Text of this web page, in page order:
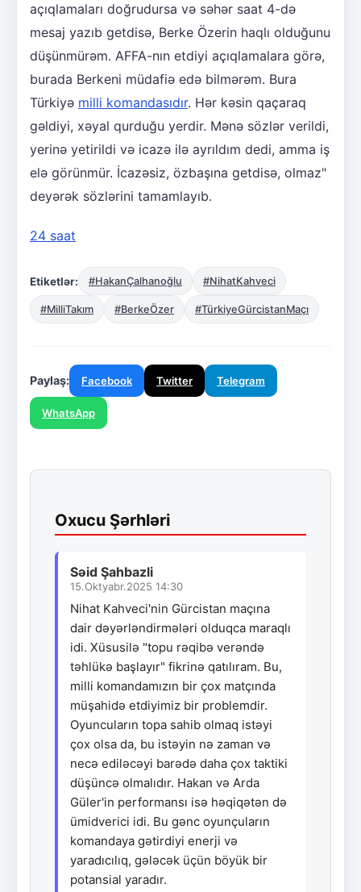
açıqlamaları doğrudursa və səhər saat 4-də
mesaj yazıb getdisə, Berke Özerin haqlı olduğunu
düşünmürəm. AFFA-nın etdiyi açıqlamalara görə,
burada Berkeni müdafiə edə bilmərəm. Bura
Türkiyə milli komandasıdır. Hər kəsin qaçaraq
gəldiyi, xəyal qurduğu yerdir. Mənə sözlər verildi,
yerinə yetirildi və icazə ilə ayrıldım dedi, amma iş
elə görünmür. İcazəsiz, özbaşına getdisə, olmaz"
deyərək sözlərini tamamlayıb.
24 saat
Etiketlər: #HakanÇalhanoğlu #NihatKahveci
#MilliTakım #BerkeÖzer #TürkiyeGürcistanMaçı
Paylaş: Facebook Twitter Telegram
WhatsApp
Oxucu Şərhləri
Səid Şahbazli
15.Oktyabr.2025 14:30
Nihat Kahveci'nin Gürcistan maçına
dair dəyərləndirmələri olduqca maraqlı
idi. Xüsusilə "topu rəqibə verəndə
təhlükə başlayır" fikrinə qatılıram. Bu,
milli komandamızın bir çox matçında
müşahidə etdiyimiz bir problemdir.
Oyuncuların topa sahib olmaq istəyi
çox olsa da, bu istəyin nə zaman və
necə ediləcəyi barədə daha çox taktiki
düşüncə olmalıdır. Hakan və Arda
Güler'in performansı isə həqiqətən də
ümidverici idi. Bu gənc oyunçuların
komandaya gətirdiyi enerji və
yaradıcılıq, gələcək üçün böyük bir
potansial yaradır.